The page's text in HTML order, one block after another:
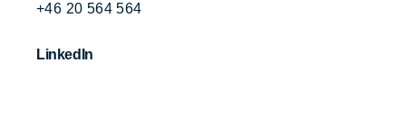
+46 20 564 564
LinkedIn